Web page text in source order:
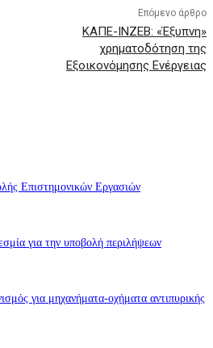
Επόμενο άρθρο
ΚΑΠΕ-INZEB: «Έξυπνη»
χρηματοδότηση της
Εξοικονόμησης Ενέργειας
Επιστημονικών Εργασιών
για την υποβολή περιλήψεων
για μηχανήματα-οχήματα αντιπυρικής